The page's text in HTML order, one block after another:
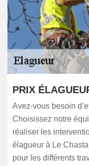
PRIX
Avez-vous besoin
Choisissez notre
réaliser les
élagueur à Le
pour les différents